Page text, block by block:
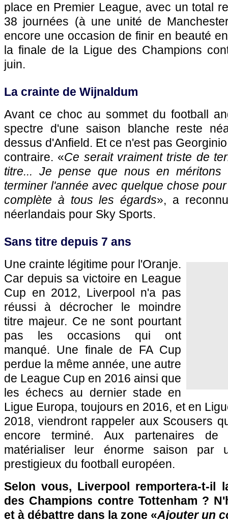
place en Premier League, avec un total
38 journées (à une unité de
encore une occasion de finir en beauté
la finale de la Ligue des Champions
juin.
La crainte de Wijnaldum
Avant ce choc au sommet du football
spectre d'une saison blanche reste
dessus d'Anfield. Et ce n'est pas
contraire. «Ce serait vraiment triste de
titre... Je pense que nous en
terminer l'année avec quelque chose
complète à tous les égards», a
néerlandais pour Sky Sports.
Sans titre depuis 7 ans
Une crainte légitime pour l'Oranje.
Car depuis sa victoire en League
Cup en 2012, Liverpool n'a pas
réussi à décrocher le moindre
titre majeur. Ce ne sont pourtant
pas les occasions qui ont
manqué. Une finale de FA Cup
perdue la même année, une autre
de League Cup en 2016 ainsi que
les échecs au dernier stade en
Ligue Europa, toujours en 2016, et en
2018, viendront rappeler aux Scousers
encore terminé. Aux partenaires
matérialiser leur énorme saison par
prestigieux du football européen.
Selon vous, Liverpool remportera-t-il
des Champions contre Tottenham ?
et à débattre dans la zone «Ajouter un